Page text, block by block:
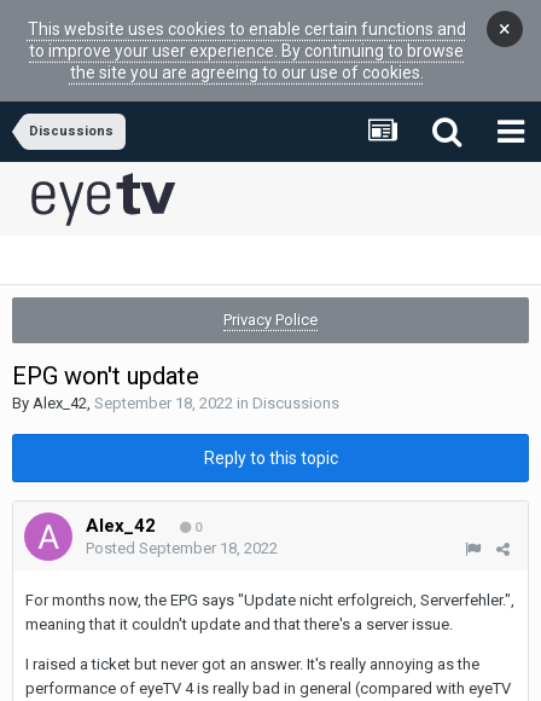
This website uses cookies to enable certain functions and
to improve your user experience. By continuing to browse
the site you are agreeing to our use of cookies.
×
Discussions
Privacy Police
EPG won't update
By Alex_42, September 18, 2022 in Discussions
Reply to this topic
Alex_42 0
Posted September 18, 2022
For months now, the EPG says "Update nicht erfolgreich, Serverfehler.",
meaning that it couldn't update and that there's a server issue.
I raised a ticket but never got an answer. It's really annoying as the
performance of eyeTV 4 is really bad in general (compared with eyeTV